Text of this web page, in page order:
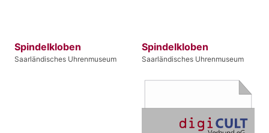
Spindelkloben
Saarländisches Uhrenmuseum
Spindelkloben
Saarländisches Uhrenmuseum